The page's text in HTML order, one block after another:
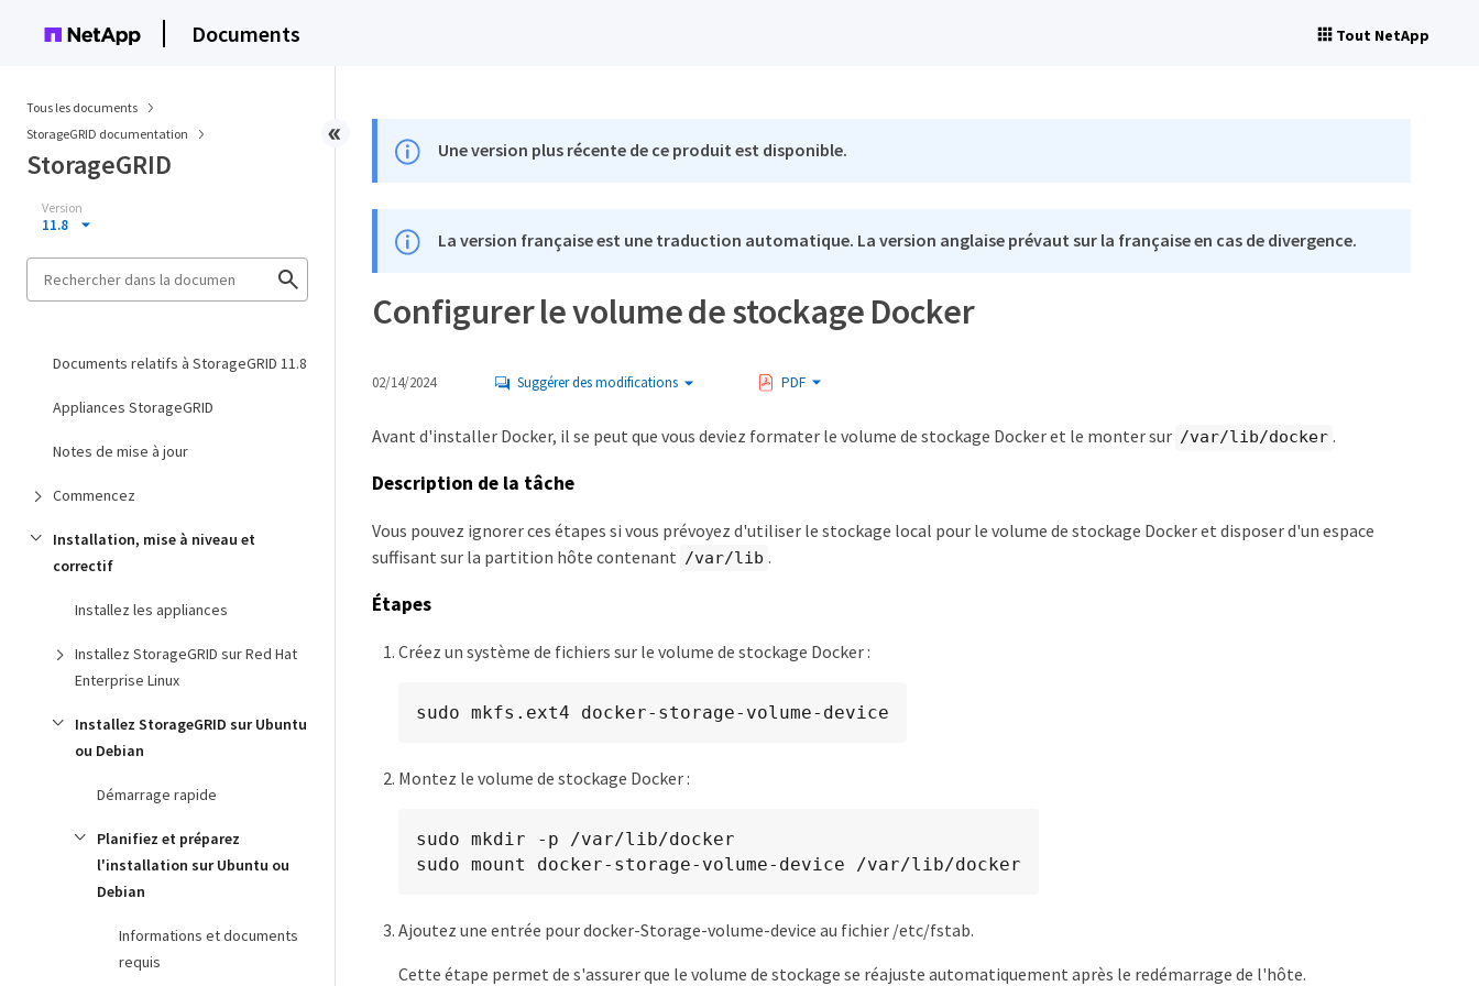
Documents Tout NetApp
Tous les documents
StorageGRID documentation
StorageGRID
Version
11.8
Documents relatifs à StorageGRID 11.8
Appliances StorageGRID
Notes de mise à jour
Commencez
Installation, mise à niveau et
correctif
Installez les appliances
Installez StorageGRID sur Red Hat
Enterprise Linux
Installez StorageGRID sur Ubuntu
ou Debian
Démarrage rapide
Planifiez et préparez
l'installation sur Ubuntu ou
Debian
Informations et documents
requis
Une version plus récente de ce produit est disponible.
La version française est une traduction automatique. La version anglaise prévaut sur la française en cas de divergence.
Configurer le volume de stockage Docker
02/14/2024 Suggérer des modifications PDF
Avant d'installer Docker, il se peut que vous deviez formater le volume de stockage Docker et le monter sur /var/lib/docker .
Description de la tâche
Vous pouvez ignorer ces étapes si vous prévoyez d'utiliser le stockage local pour le volume de stockage Docker et disposer d'un espace
suffisant sur la partition hôte contenant /var/lib .
Étapes
Créez un système de fichiers sur le volume de stockage Docker :
sudo mkfs.ext4 docker-storage-volume-device
Montez le volume de stockage Docker :
sudo mkdir -p /var/lib/docker
sudo mount docker-storage-volume-device /var/lib/docker
Ajoutez une entrée pour docker-Storage-volume-device au fichier /etc/fstab.
Cette étape permet de s'assurer que le volume de stockage se réajuste automatiquement après le redémarrage de l'hôte.